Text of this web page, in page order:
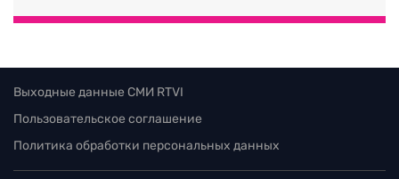
Выходные данные СМИ RTVI
Пользовательское соглашение
Политика обработки персональных данных